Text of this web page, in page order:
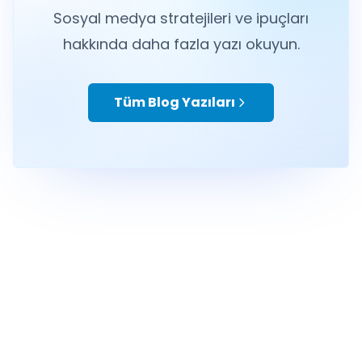
Sosyal medya stratejileri ve ipuçları
hakkında daha fazla yazı okuyun.
Tüm Blog Yazıları